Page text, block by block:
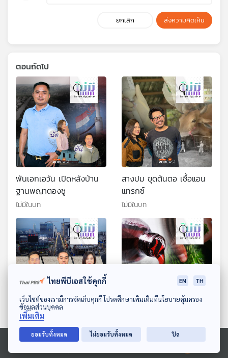
ดาวน์โหลด Thai PBS Podcast Application
Ⓒ 2020 องค์การกระจายเสียงและแพร่ภาพสาธารณะแห่งประเทศไทย
ยกเลิก ส่งความคิดเห็น
ตอนถัดไป
พันเอกเอวัน เปิดหลังบ้าน
ฐานพญาตองซู
ไม่มีในบท
สางปม ขุดต้นตอ เชื้อแอน
แทรกซ์
ไม่มีในบท
แผนตัด “เส้นเงินเทา”
สะเทือนขุมทรัพย์กัมพูชา
ดำยาแก้ไอปลอม
ไทยพีบีเอสใช้คุกกี้ EN TH
เว็บไซต์ของเรามีการจัดเก็บคุกกี้ โปรดศึกษาเพิ่มเติมที่นโยบายคุ้มครอง
ข้อมูลส่วนบุคคล
เพิ่มเติม
ยอมรับทั้งหมด ไม่ยอมรับทั้งหมด ปิด